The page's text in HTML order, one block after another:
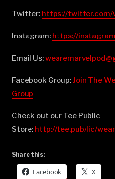
Twitter: ⁠⁠⁠⁠⁠⁠⁠⁠⁠⁠⁠⁠⁠⁠⁠⁠⁠⁠⁠⁠⁠⁠⁠⁠⁠⁠⁠⁠⁠⁠⁠⁠⁠⁠⁠⁠⁠⁠⁠⁠⁠⁠⁠⁠⁠⁠⁠https://twitter.com/
Instagram: ⁠⁠⁠⁠⁠⁠⁠⁠⁠⁠⁠⁠⁠⁠⁠⁠⁠⁠⁠⁠⁠⁠⁠⁠⁠⁠⁠⁠⁠⁠⁠⁠⁠⁠⁠⁠⁠⁠⁠⁠⁠⁠⁠⁠⁠⁠⁠https://
Email Us:
Facebook Group:⁠⁠⁠⁠⁠⁠⁠⁠⁠⁠⁠⁠⁠⁠⁠⁠⁠⁠⁠⁠⁠⁠⁠⁠⁠⁠⁠⁠⁠⁠⁠⁠⁠⁠⁠⁠⁠⁠⁠⁠⁠⁠⁠⁠⁠⁠⁠Join The
Group⁠⁠⁠⁠⁠⁠⁠⁠⁠⁠⁠⁠⁠⁠⁠⁠⁠⁠⁠⁠⁠⁠⁠⁠⁠⁠⁠⁠⁠⁠⁠⁠⁠⁠⁠⁠⁠⁠⁠⁠⁠⁠⁠⁠⁠⁠⁠
Check out our Tee Public
Store: ⁠⁠⁠⁠⁠⁠⁠⁠⁠⁠⁠⁠⁠⁠⁠⁠⁠⁠⁠⁠⁠⁠⁠⁠⁠⁠⁠⁠⁠⁠⁠⁠⁠⁠⁠⁠⁠⁠⁠⁠⁠⁠⁠⁠⁠⁠⁠http://tee.pub/lic/
Share this:
Facebook X